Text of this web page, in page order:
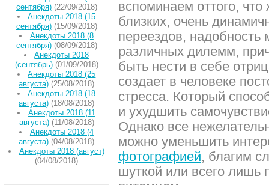
сентября)(22/09/2018)
Анекдоты 2018 (15
сентября)(15/09/2018)
Анекдоты 2018 (8
сентября)(08/09/2018)
Анекдоты 2018
(сентябрь)(01/09/2018)
Анекдоты 2018 (25
августа) (25/08/2018)
Анекдоты 2018 (18
августа) (18/08/2018)
Анекдоты 2018 (11
августа)(11/08/2018)
Анекдоты 2018 (4
августа) (04/08/2018)
Анекдоты 2018 (август)
(04/08/2018)
вспоминаем оттого,
близких, очень
переездов, надобность
различных дилемм,
быть нести в себе
создает в человеке
стресса. Который
и ухудшить
Однако все
можно уменьшить
фотографией, благим
шуткой или всего